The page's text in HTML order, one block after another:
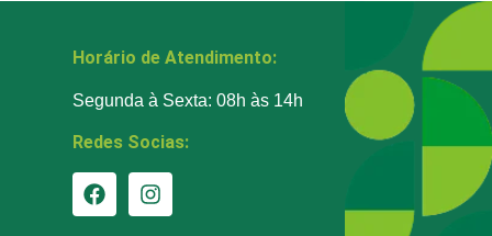
Horário de Atendimento:
Segunda à Sexta: 08h às 14h
Redes Socias: